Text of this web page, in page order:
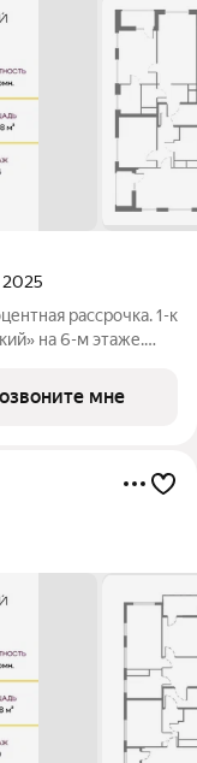
2025
рассрочка. 1-к
на 6-м этаже.
районе. Этот
мне